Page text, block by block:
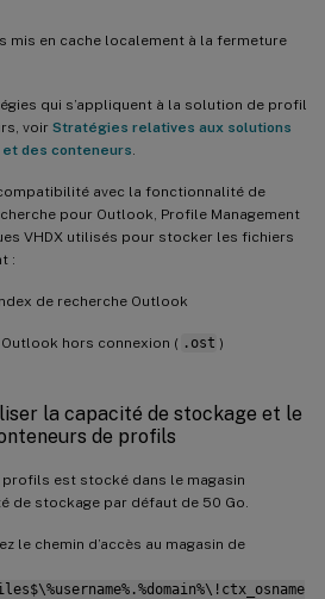
mis en cache localement à la fermeture
qui s’appliquent à la solution de profil
voir Stratégies relatives aux solutions
des conteneurs
avec la fonctionnalité de
pour Outlook, Profile Management
VHDX utilisés pour stocker les fichiers
:
de recherche Outlook
hors connexion ( .ost )
la capacité de stockage et le
de profils
est stocké dans le magasin
de stockage par défaut de 50 Go.
le chemin d’accès au magasin de